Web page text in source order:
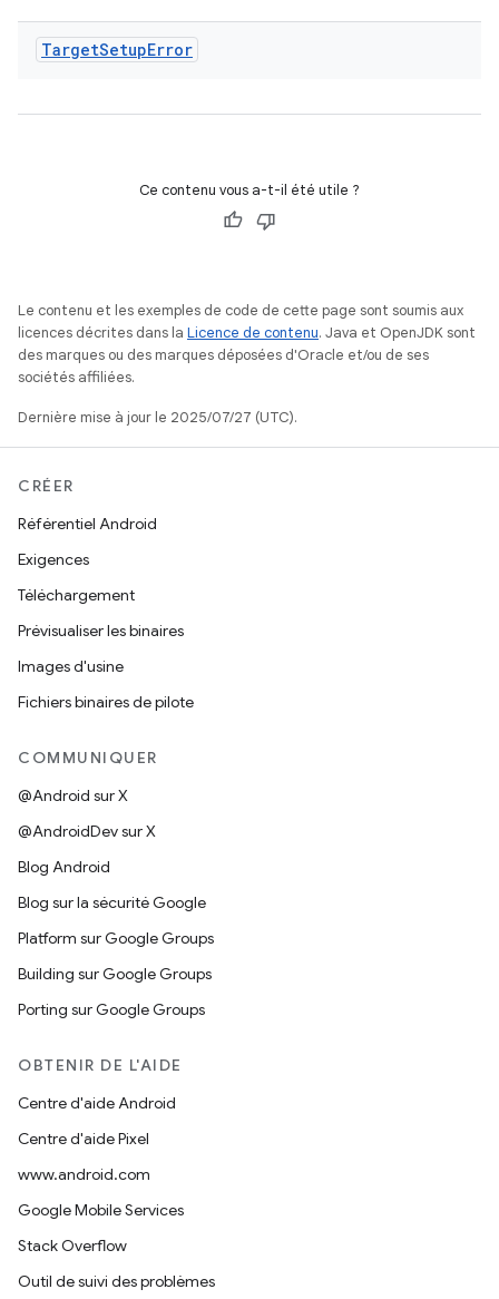
TargetSetupError
Ce contenu vous a-t-il été utile ?
Le contenu et les exemples de code de cette page sont soumis aux
licences décrites dans la Licence de contenu. Java et OpenJDK sont
des marques ou des marques déposées d'Oracle et/ou de ses
sociétés affiliées.
Dernière mise à jour le 2025/07/27 (UTC).
CRÉER
Référentiel Android
Exigences
Téléchargement
Prévisualiser les binaires
Images d'usine
Fichiers binaires de pilote
COMMUNIQUER
@Android sur X
@AndroidDev sur X
Blog Android
Blog sur la sécurité Google
Platform sur Google Groups
Building sur Google Groups
Porting sur Google Groups
OBTENIR DE L'AIDE
Centre d'aide Android
Centre d'aide Pixel
www.android.com
Google Mobile Services
Stack Overflow
Outil de suivi des problèmes